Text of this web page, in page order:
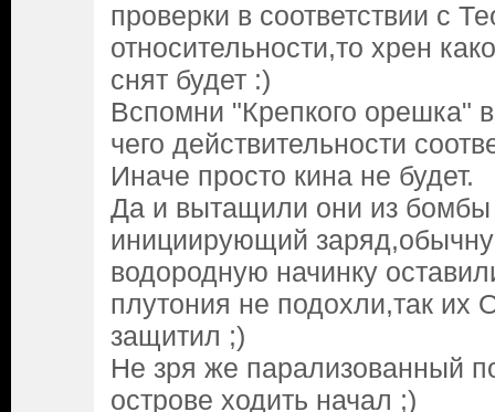
проверки в соответствии с
относительности,то хрен
снят будет :)
Вспомни "Крепкого орешка"
чего действительности
Иначе просто кина не будет.
Да и вытащили они из бомбы
инициирующий
водородную начинку
плутония не подохли,так их
защитил ;)
Не зря же парализованный
острове ходить начал ;)